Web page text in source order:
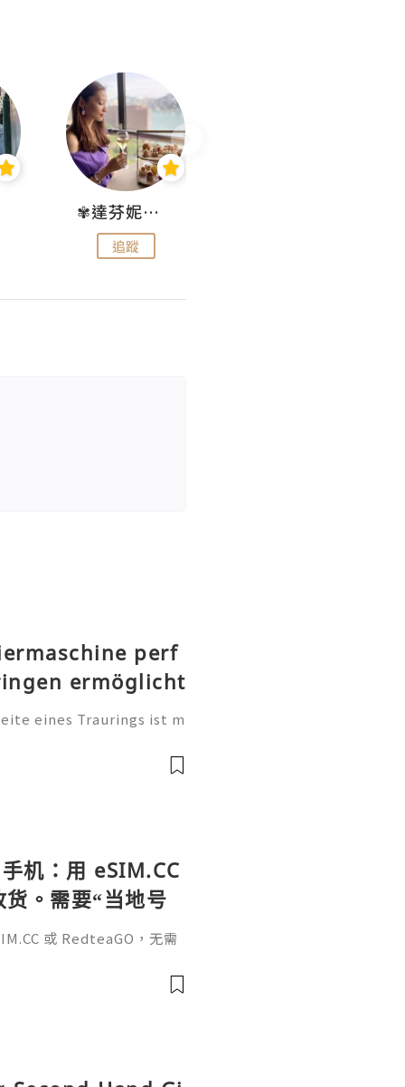
✾達芬妮•愛孩子•愛生活✾
追蹤
perf
ermöglicht
eines Traurings ist m
Namen, einen beso
机：用 eSIM.CC
。需要“当地号
卖、客户联
或 RedteaGO，无需
信套餐）。长期多国移动办
，一次收货长期使用，